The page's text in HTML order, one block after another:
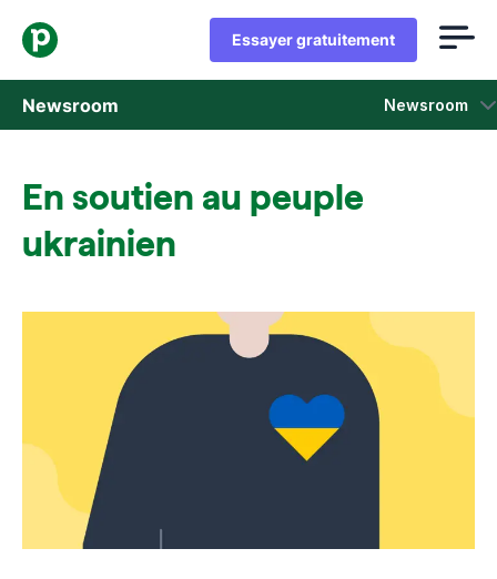
Essayer gratuitement
Newsroom Newsroom
Rapports et enquêtes sur la vente
On parle de nous
En soutien au peuple
ukrainien